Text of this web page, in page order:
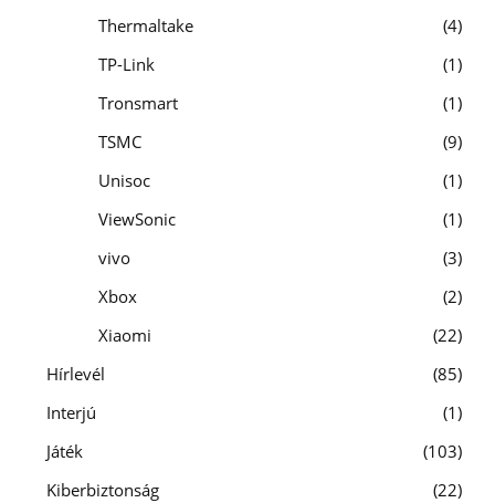
Thermaltake
4
TP-Link
1
Tronsmart
1
TSMC
9
Unisoc
1
ViewSonic
1
vivo
3
Xbox
2
Xiaomi
22
Hírlevél
85
Interjú
1
Játék
103
Kiberbiztonság
22